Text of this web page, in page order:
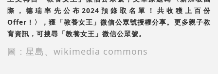
際，德瑞率先公布2024預錄取名單！共收穫上百份
Offer！〉，獲「教養女王」微信公眾號授權分享。更多親子教
育資訊，可搜尋「教養女王」微信公眾號。
圖：星島、wikimedia commons